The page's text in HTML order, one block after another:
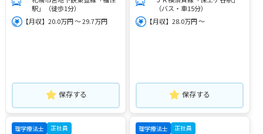
駅」（徒歩1分）
【月収】20.0万円 ～ 29.7万円
保存する
（バス・車15分）
【月収】28.0万円 ～
保存する
理学療法士 正社員 理学療法士 正社員